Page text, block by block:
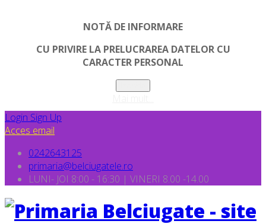
NOTĂ DE INFORMARE
CU PRIVIRE LA PRELUCRAREA DATELOR CU
CARACTER PERSONAL
Login Sign Up
Acces email
0242643125
primaria@belciugatele.ro
LUNI- JOI 8:00 - 16:30 | VINERI 8.00 -14.00